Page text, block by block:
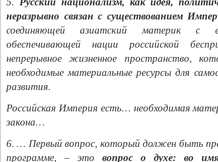
неразрывно связан с существованием
соединяющей азиатский материк с
обеспечивающей нации российской
непрерывное жизненное пространство,
необходимые материальные ресурсы для
развития.
Российская Империя есть… необходимая
закона…
6. … Первый вопрос, который должен быть
программе, – это вопрос о духе: во